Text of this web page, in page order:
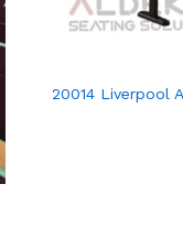
20014 Liverpool